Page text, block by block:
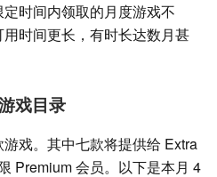
时间内领取的月度游戏不
时间更长，有时长达数月甚
戏目录
戏。其中七款将提供给 Extra
Premium 会员。以下是本月 4